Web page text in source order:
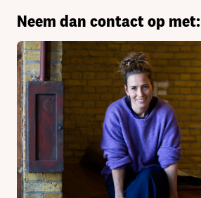
Neem dan contact op met: